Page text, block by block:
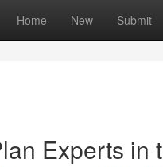
Home New Submit
Experts in